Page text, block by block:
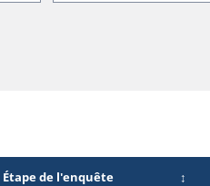
Étape de l'enquête ↕